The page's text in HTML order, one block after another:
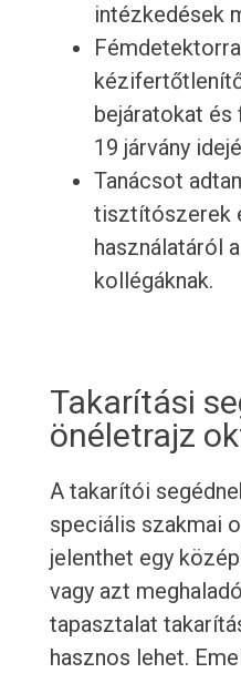
intézkedések
bejáratokat és
19 járvány
Tanácsot
tisztítószerek
használatáról
kollégáknak.
Takarítási
önéletrajz
A takarítói
speciális szakmai
jelenthet egy
vagy azt
tapasztalat
hasznos lehet.